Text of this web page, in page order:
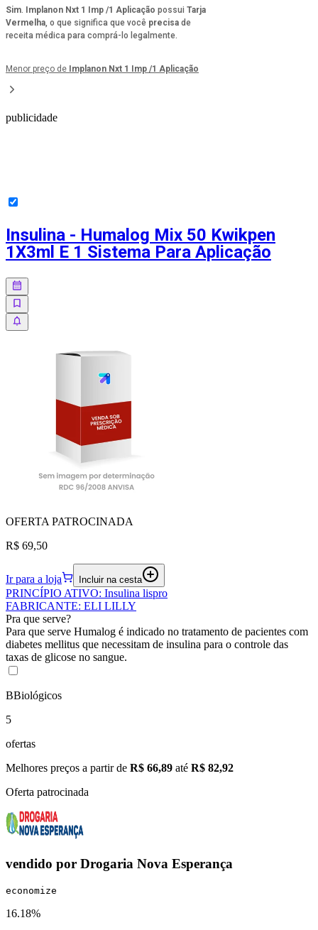
Sim. Implanon Nxt 1 Imp /1 Aplicação possui Tarja
Vermelha, o que significa que você precisa de
receita médica para comprá-lo legalmente.
Menor preço de Implanon Nxt 1 Imp /1 Aplicação
publicidade
Insulina - Humalog Mix 50 Kwikpen
1X3ml E 1 Sistema Para Aplicação
OFERTA PATROCINADA
R$ 69,50
Ir para a loja Incluir na cesta
PRINCÍPIO ATIVO: Insulina lispro
FABRICANTE: ELI LILLY
Pra que serve?
Para que serve Humalog é indicado no tratamento de pacientes com
diabetes mellitus que necessitam de insulina para o controle das
taxas de glicose no sangue.
BBiológicos
5
ofertas
Melhores preços a partir de R$ 66,89 até R$ 82,92
Oferta patrocinada
vendido por Drogaria Nova Esperança
economize
16.18%